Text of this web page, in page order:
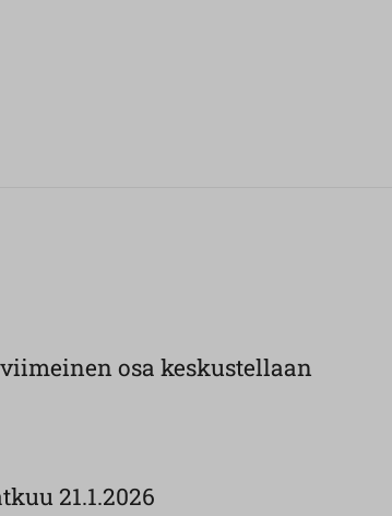
osa keskustellaan
21.1.2026